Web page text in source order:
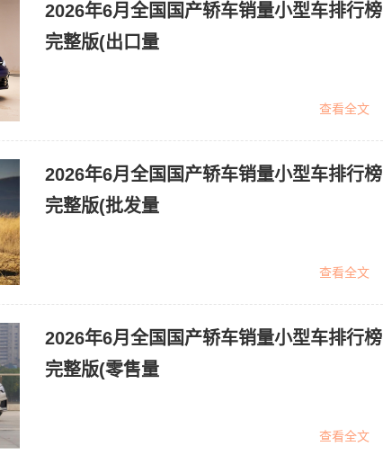
2026年6月全国国产轿车销量小型车排行榜
完整版(出口量
查看全文
2026年6月全国国产轿车销量小型车排行榜
完整版(批发量
查看全文
2026年6月全国国产轿车销量小型车排行榜
完整版(零售量
查看全文